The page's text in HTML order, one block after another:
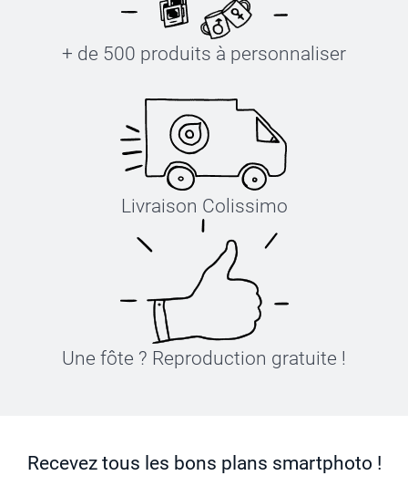
+ de 500 produits à personnaliser
Livraison Colissimo
Une fôte ? Reproduction gratuite !
Recevez tous les bons plans smartphoto !